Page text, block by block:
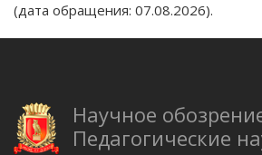
(дата обращения: 07.08.2026).
Научное
Педагогические